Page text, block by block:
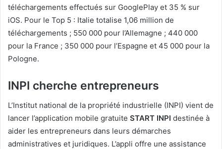
téléchargements effectués sur GooglePlay et 35 % sur
iOS. Pour le Top 5 : Italie totalise 1,06 million de
téléchargements ; 550 000 pour l’Allemagne ; 440 000
pour la France ; 350 000 pour l’Espagne et 45 000 pour la
Pologne.
INPI cherche entrepreneurs
L’Institut national de la propriété industrielle (INPI) vient de
lancer l’application mobile gratuite START INPI destinée à
aider les entrepreneurs dans leurs démarches
administratives et juridiques. L’appli offre une assistance